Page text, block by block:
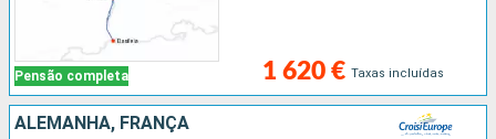
Pensão completa 1 620 € Taxas incluídas
ALEMANHA, FRANÇA